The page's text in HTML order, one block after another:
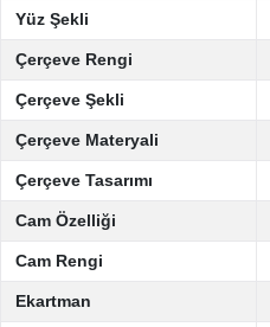
Yüz Şekli
Çerçeve Rengi
Çerçeve Şekli
Çerçeve Materyali
Çerçeve Tasarımı
Cam Özelliği
Cam Rengi
Ekartman